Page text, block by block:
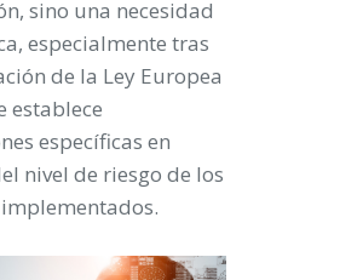
sino una necesidad
especialmente tras
de la Ley Europea
establece
específicas en
nivel de riesgo de los